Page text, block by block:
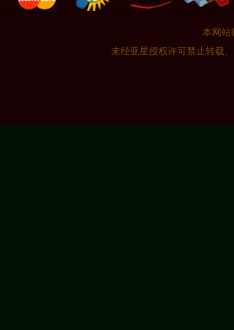
本网站
未经亚星授权许可禁止转载